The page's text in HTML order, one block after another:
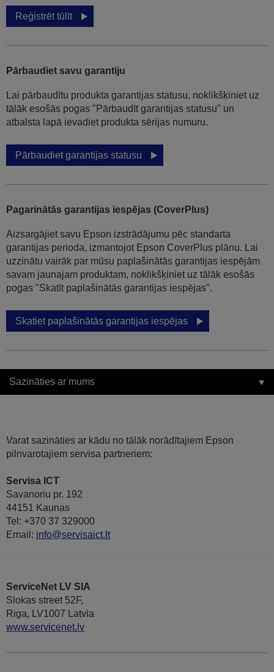
Reģistrēt tūlīt
Pārbaudiet savu garantiju
Lai pārbaudītu produkta garantijas statusu, noklikšķiniet uz
tālāk esošās pogas "Pārbaudīt garantijas statusu" un
atbalsta lapā ievadiet produkta sērijas numuru.
Pārbaudiet garantijas statusu
Pagarinātās garantijas iespējas (CoverPlus)
Aizsargājiet savu Epson izstrādājumu pēc standarta
garantijas perioda, izmantojot Epson CoverPlus plānu. Lai
uzzinātu vairāk par mūsu paplašinātās garantijas iespējām
savam jaunajam produktam, noklikšķiniet uz tālāk esošās
pogas "Skatīt paplašinātās garantijas iespējas".
Skatiet paplašinātās garantijas iespējas
Sazināties ar mums
Varat sazināties ar kādu no tālāk norādītajiem Epson
pilnvarotajiem servisa partneriem:
Servisa ICT
Savanoriu pr. 192
44151 Kaunas
Tel: +370 37 329000
Email: info@servisaict.lt
ServiceNet LV SIA
Slokas street 52F,
Riga, LV1007 Latvia
www.servicenet.lv